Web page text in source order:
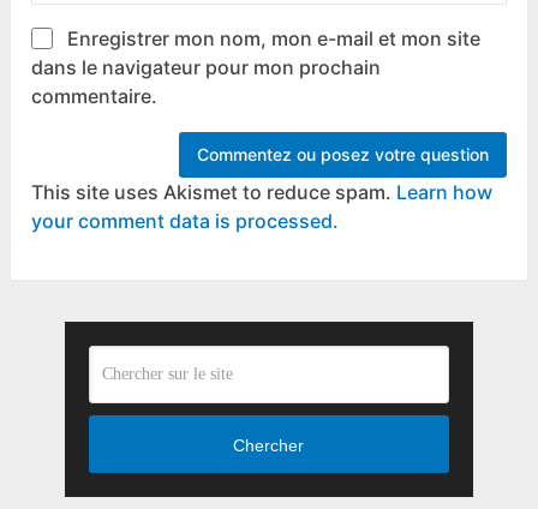
Enregistrer mon nom, mon e-mail et mon site
dans le navigateur pour mon prochain
commentaire.
This site uses Akismet to reduce spam. Learn how
your comment data is processed.
Chercher